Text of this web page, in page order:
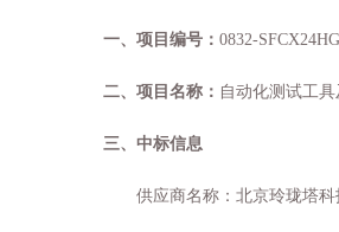
一、 项目编号： 0832-
二、 项目名称： 自动化测试工
三、中标信息
供应商名称：北京玲珑塔科